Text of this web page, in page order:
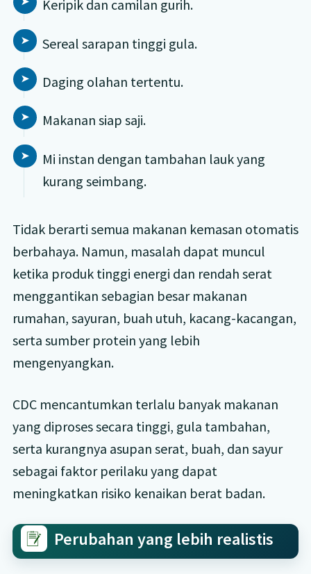
Keripik dan camilan gurih.
Sereal sarapan tinggi gula.
Daging olahan tertentu.
Makanan siap saji.
Mi instan dengan tambahan lauk yang
kurang seimbang.
Tidak berarti semua makanan kemasan otomatis
berbahaya. Namun, masalah dapat muncul
ketika produk tinggi energi dan rendah serat
menggantikan sebagian besar makanan
rumahan, sayuran, buah utuh, kacang-kacangan,
serta sumber protein yang lebih
mengenyangkan.
CDC mencantumkan terlalu banyak makanan
yang diproses secara tinggi, gula tambahan,
serta kurangnya asupan serat, buah, dan sayur
sebagai faktor perilaku yang dapat
meningkatkan risiko kenaikan berat badan.
Perubahan yang lebih realistis